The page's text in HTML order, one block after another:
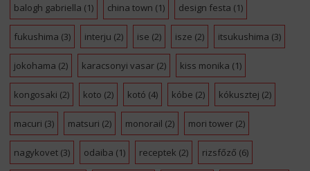
balogh gabriella (1) china town (1) design festa (1)
fukushima (3) interju (2) ise (2) isze (2) itsukushima (3)
jokohama (2) karacsonyi vasar(2) kiss monika (1)
kongosaki (2) koto (2) kotó (4) kóbe (2) kókusztej (2)
macuri (3) matsuri (2) monorail (2) mori tower(2)
nagykovet(3) odaiba (1) receptek (2) rizsfőző (6)